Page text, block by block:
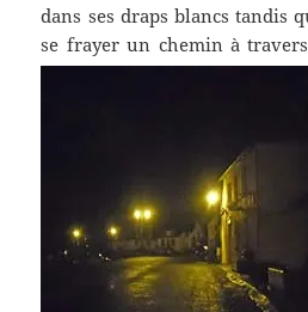
dans ses draps blancs tandis
se frayer un chemin à